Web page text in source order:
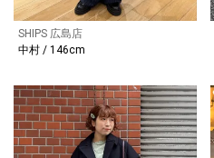
SHIPS 広島店
中村 / 146cm